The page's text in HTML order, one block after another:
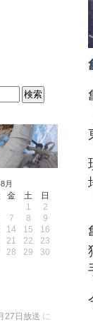
月
金 土
日
1
2
7 8
9
14 15
16
21 22
23
28 29
30
27日放送 に